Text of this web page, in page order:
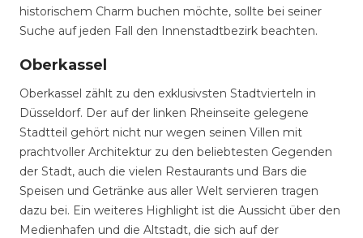
historischem Charm buchen möchte, sollte bei seiner
Suche auf jeden Fall den Innenstadtbezirk beachten.
Oberkassel
Oberkassel zählt zu den exklusivsten Stadtvierteln in
Düsseldorf. Der auf der linken Rheinseite gelegene
Stadtteil gehört nicht nur wegen seinen Villen mit
prachtvoller Architektur zu den beliebtesten Gegenden
der Stadt, auch die vielen Restaurants und Bars die
Speisen und Getränke aus aller Welt servieren tragen
dazu bei. Ein weiteres Highlight ist die Aussicht über den
Medienhafen und die Altstadt, die sich auf der